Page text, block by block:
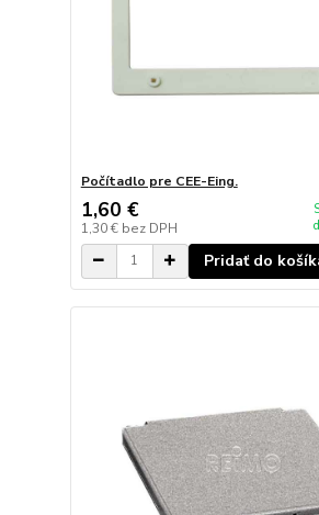
Počítadlo pre CEE-Eing.
1,60 €
1,30 € bez DPH
Pridať do